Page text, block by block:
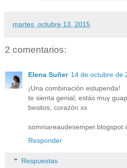
martes, octubre 13, 2015
2 comentarios:
Elena Suñer 14 de octubre de
¡Una combinación estupenda!
te sienta genial, estás muy
besitos, corazón xx
Responder
Respuestas